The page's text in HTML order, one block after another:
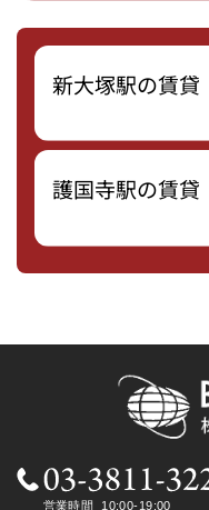
新大塚駅の賃貸
護国寺駅の賃貸